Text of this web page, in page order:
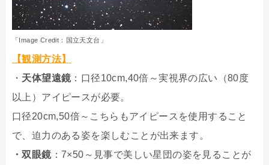
「Image Credit：国立天文台」
【観測方法】
・ 天体望遠鏡：口径10cm,40倍～実視界の広い（80度
以上）アイピースが必要。
口径20cm,50倍～こちらもアイピースを使用すること
で、迫力のある姿を楽しむことが出来ます。
・双眼鏡：7×50～見事で美しい星団の姿を見ることが